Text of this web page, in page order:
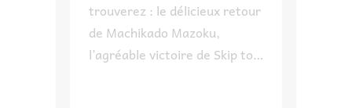
trouverez : le délicieux retour
de Machikado Mazoku,
l’agréable victoire de Skip to